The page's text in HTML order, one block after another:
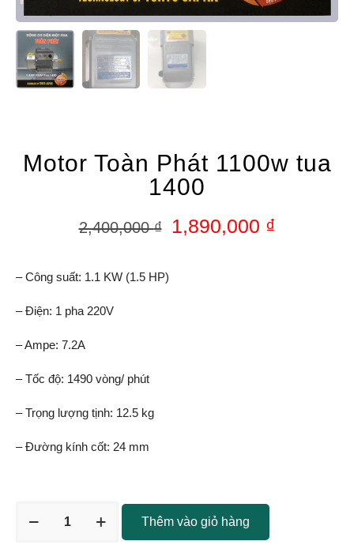
Motor Toàn Phát 1100w tua
1400
2,400,000₫ 1,890,000 ₫
– Công suất: 1.1 KW (1.5 HP)
– Điện: 1 pha 220V
– Ampe: 7.2A
– Tốc độ: 1490 vòng/ phút
– Trọng lượng tịnh: 12.5 kg
– Đường kính cốt: 24 mm
Thêm vào giỏ hàng